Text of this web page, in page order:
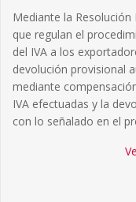
Mediante la
que regulan el
del IVA a los
devolución provisional
mediante
IVA efectuadas y la
con lo señalado en el